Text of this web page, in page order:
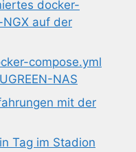
docker-
auf der
compose.yml
NAS
mit der
Tag im Stadion